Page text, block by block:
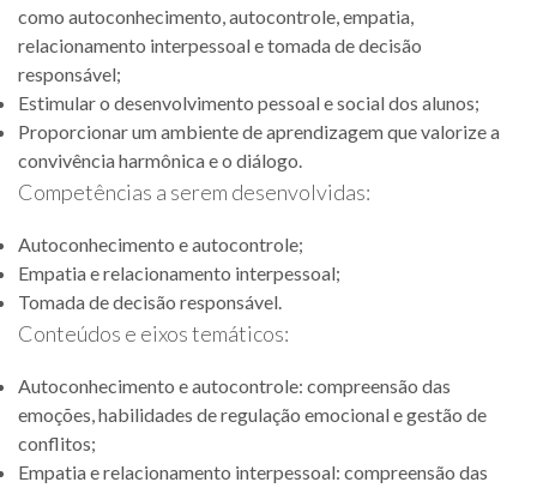
como autoconhecimento, autocontrole, empatia,
relacionamento interpessoal e tomada de decisão
responsável;
Estimular o desenvolvimento pessoal e social dos alunos;
Proporcionar um ambiente de aprendizagem que valorize a
convivência harmônica e o diálogo.
Competências a serem desenvolvidas:
Autoconhecimento e autocontrole;
Empatia e relacionamento interpessoal;
Tomada de decisão responsável.
Conteúdos e eixos temáticos:
Autoconhecimento e autocontrole: compreensão das
emoções, habilidades de regulação emocional e gestão de
conflitos;
Empatia e relacionamento interpessoal: compreensão das